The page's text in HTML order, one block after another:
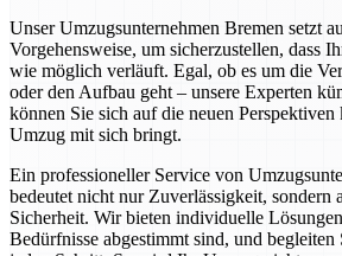
Unser Umzugsunternehmen Bremen setzt
Vorgehensweise, um sicherzustellen, dass
wie möglich verläuft. Egal, ob es um die
oder den Aufbau geht – unsere Experten
können Sie sich auf die neuen
Umzug mit sich bringt.
Ein professioneller Service von
bedeutet nicht nur Zuverlässigkeit, sondern
Sicherheit. Wir bieten individuelle
Bedürfnisse abgestimmt sind, und begleiten